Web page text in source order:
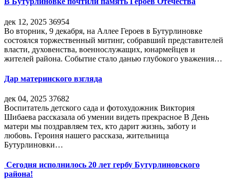
дек 12, 2025 36954
Во вторник, 9 декабря, на Аллее Героев в Бутурлиновке
состоялся торжественный митинг, собравший представителей
власти, духовенства, военнослужащих, юнармейцев и
жителей района. Событие стало данью глубокого уважения…
Дар материнского взгляда
дек 04, 2025 37682
Воспитатель детского сада и фотохудожник Виктория
Шибаева рассказала об умении видеть прекрасное В День
матери мы поздравляем тех, кто дарит жизнь, заботу и
любовь. Героиня нашего рассказа, жительница
Бутурлиновки…
Сегодня исполнилось 20 лет гербу Бутурлиновского
района!